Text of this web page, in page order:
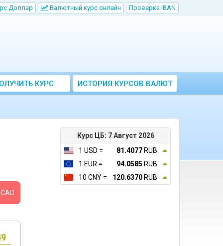
Доллар Bалютный курс онлайн Проверка IBAN
КУРС
ВАЛЮТ ЦБ
ИСТОРИЯ КУРСОВ ВАЛЮТ
ЦБ РФ
Курс ЦБ: 7 Август 2026
1 USD =
81.4077 RUB
1 EUR =
94.0585 RUB
10 CNY =
120.6370 RUB
CAD